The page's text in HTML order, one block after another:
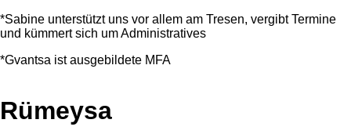
*Sabine unterstützt uns vor allem am Tresen, vergibt Termine
und kümmert sich um Administratives
*Gvantsa ist ausgebildete MFA
Rümeysa